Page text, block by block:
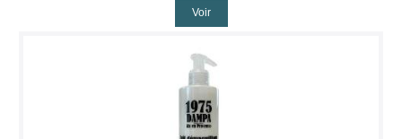
Voir